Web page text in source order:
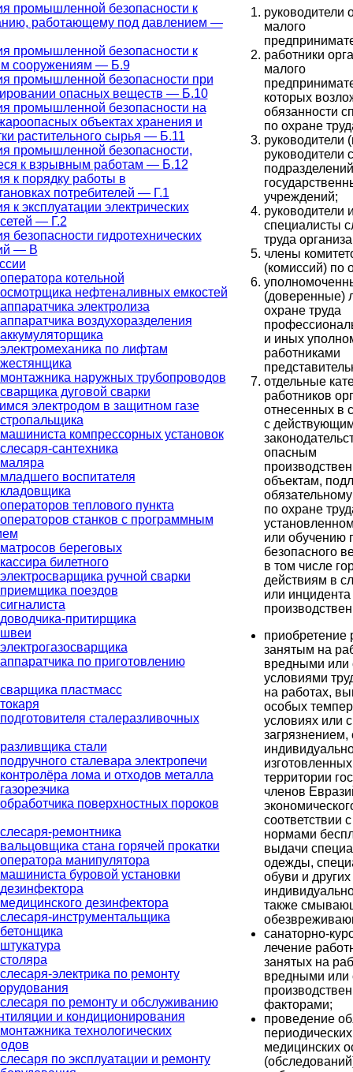
промышленной безопасности к
работающему под давлением —
промышленной безопасности к
сооружениям — Б.9
промышленной безопасности при
опасных веществ — Б.10
промышленной безопасности на
объектах хранения и
растительного сырья — Б.11
промышленной безопасности,
к взрывным работам — Б.12
к порядку работы в
потребителей — Г.1
к эксплуатации электрических
— Г.2
безопасности гидротехнических
— В
котельной
нефтеналивных емкостей
электролиза
воздухоразделения
по лифтам
наружных трубопроводов
дуговой сварки
электродом в защитном газе
компрессорных установок
сантехника
воспитателя
теплового пункта
станков с программным
береговых
билетного
ручной сварки
поездов
притирщика
по приготовлению
пластмасс
сталеразливочных
стали
сталевара электропечи
лома и отходов металла
поверхностных пороков
ремонтника
стана горячей прокатки
манипулятора
буровой установки
дезинфектора
инструментальщика
электрика по ремонту
по ремонту и обслуживанию
и кондиционирования
технологических
по эксплуатации и ремонту
руководители
малого
работники
малого
которых
обязанности
по охране
руководители
руководители
учреждений;
руководители
специалисты
труда
члены
(комиссий) по
(доверенные)
охране труда
и иных
работниками
отдельные
работников
отнесенных в
с
опасным
объектам,
по охране
или обучению
безопасного
в том числе
действиям в
или
приобретение
занятым на
вредными или
условиями
на работах,
особых
условиях или
загрязнением,
территории
членов
соответствии
нормами
выдачи
одежды,
обуви и
также
санаторно-
лечение
занятых на
вредными или
факторами;
проведение
периодических
медицинских